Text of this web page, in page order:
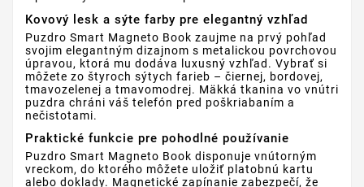
Kovový lesk a sýte farby pre elegantný vzhľad
Puzdro Smart Magneto Book zaujme na prvý pohľad
svojim elegantným dizajnom s metalickou povrchovou
úpravou, ktorá mu dodáva luxusný vzhľad. Vybrať si
môžete zo štyroch sýtych farieb – čiernej, bordovej,
tmavozelenej a tmavomodrej. Mäkká tkanina vo vnútri
puzdra chráni váš telefón pred poškriabaním a
nečistotami.
Praktické funkcie pre pohodlné používanie
Puzdro Smart Magneto Book disponuje vnútorným
vreckom, do ktorého môžete uložiť platobnú kartu
alebo doklady. Magnetické zapínanie zabezpečí, že